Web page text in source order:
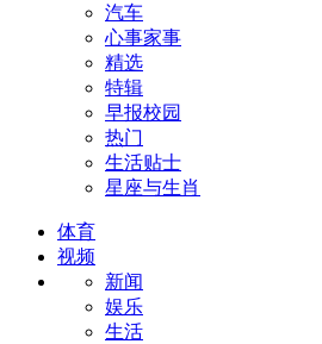
汽车
心事家事
精选
特辑
早报校园
热门
生活贴士
星座与生肖
体育
视频
新闻
娱乐
生活